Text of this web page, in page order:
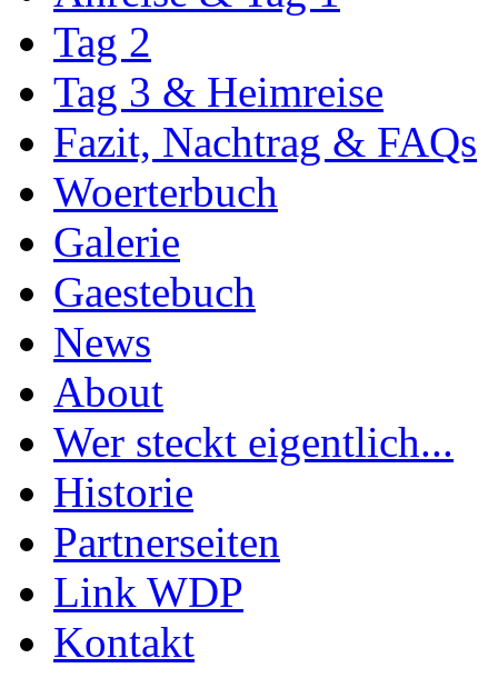
Tag 2
Tag 3 & Heimreise
Fazit, Nachtrag & FAQs
Woerterbuch
Galerie
Gaestebuch
News
About
Wer steckt eigentlich...
Historie
Partnerseiten
Link WDP
Kontakt